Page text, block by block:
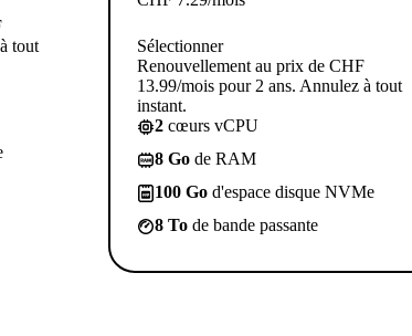
tout
Sélectionner
Renouvellement au prix de CHF
13.99/mois pour 2 ans. Annulez à tout
instant.
2 cœurs vCPU
8 Go de RAM
100 Go d'espace disque NVMe
8 To de bande passante